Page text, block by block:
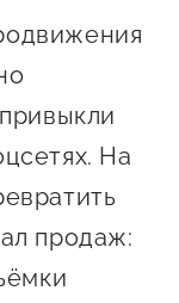
На
продаж: